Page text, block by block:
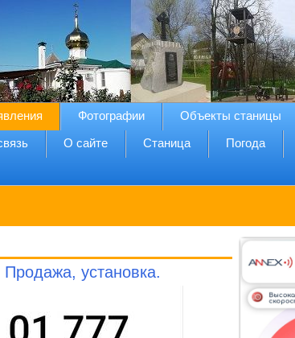
Фотографии Объекты станицы
О сайте Станица Погода
установка.